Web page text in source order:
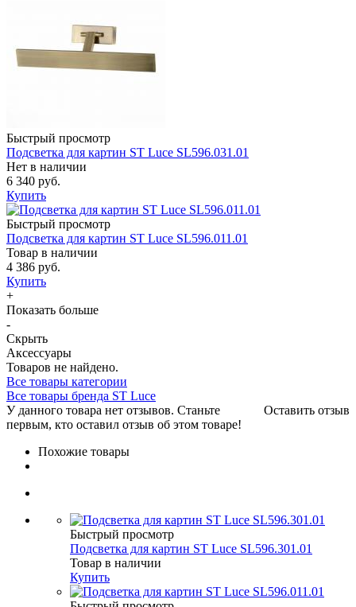
Быстрый просмотр
Подсветка для картин ST Luce SL596.031.01
Нет в наличии
6 340 руб.
Купить
Быстрый просмотр
Подсветка для картин ST Luce SL596.011.01
Товар в наличии
4 386 руб.
Купить
+
Показать больше
-
Скрыть
Аксессуары
Товаров не найдено.
Все товары категории
Все товары бренда ST Luce
Оставить отзыв
У данного товара нет отзывов. Станьте
первым, кто оставил отзыв об этом товаре!
Похожие товары
Быстрый просмотр
Подсветка для картин ST Luce SL596.301.01
Товар в наличии
Купить